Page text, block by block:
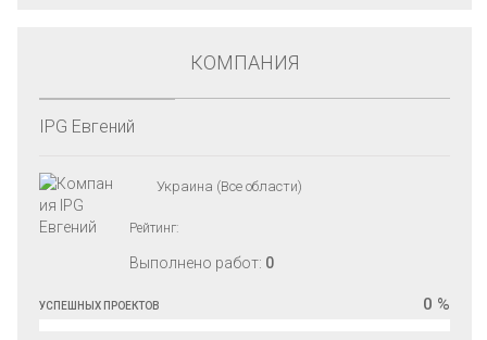
КОМПАНИЯ
IPG Евгений
Украина (Все области)
Рейтинг:
Выполнено работ: 0
0 %
УСПЕШНЫХ ПРОЕКТОВ